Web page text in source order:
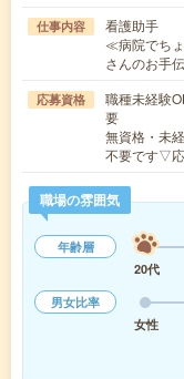
仕事内容
看護助手
≪病院でち
さんのお手
応募資格
職種未経験
要
無資格・未
不要です▽
職場の雰囲気
年齢層
20代
男女比率
女性